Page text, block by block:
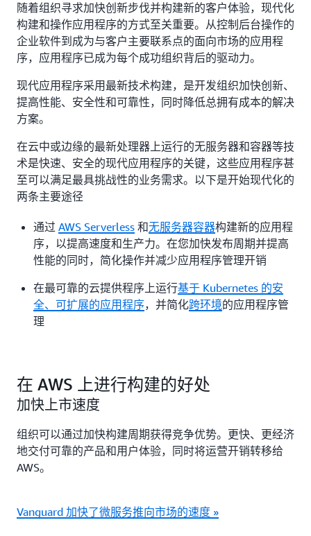
随着组织寻求加快创新步伐并构建新的客户体验，现代化
构建和操作应用程序的方式至关重要。从控制后台操作的
企业软件到成为与客户主要联系点的面向市场的应用程
序，应用程序已成为每个成功组织背后的驱动力。
现代应用程序采用最新技术构建，是开发组织加快创新、
提高性能、安全性和可靠性，同时降低总拥有成本的解决
方案。
在云中或边缘的最新处理器上运行的无服务器和容器等技
术是快速、安全的现代应用程序的关键，这些应用程序甚
至可以满足最具挑战性的业务需求。以下是开始现代化的
两条主要途径
通过 AWS Serverless 和无服务器容器构建新的应用程
序，以提高速度和生产力。在您加快发布周期并提高
性能的同时，简化操作并减少应用程序管理开销
在最可靠的云提供程序上运行基于 Kubernetes 的安
全、可扩展的应用程序，并简化跨环境的应用程序管
理
在 AWS 上进行构建的好处
加快上市速度
组织可以通过加快构建周期获得竞争优势。更快、更经济
地交付可靠的产品和用户体验，同时将运营开销转移给
AWS。
Vanguard 加快了微服务推向市场的速度 »